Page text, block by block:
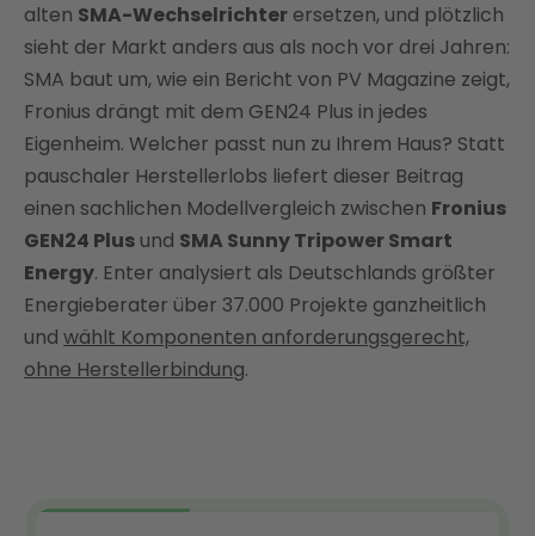
SMA Sunny Tripower Smart Energy im Profil
Direktvergleich Fronius vs. SMA in Kernkriterien
Welcher passt zu welchem Nutzerprofil?
Fronius vs. SMA neutral planen mit Enter
FAQ
alten SMA-Wechselrichter ersetzen, und plötzlich
sieht der Markt anders aus als noch vor drei Jahren:
SMA baut um, wie ein Bericht von PV Magazine zeigt,
Fronius drängt mit dem GEN24 Plus in jedes
Eigenheim. Welcher passt nun zu Ihrem Haus? Statt
pauschaler Herstellerlobs liefert dieser Beitrag
einen sachlichen Modellvergleich zwischen Fronius
GEN24 Plus und SMA Sunny Tripower Smart
Energy. Enter analysiert als Deutschlands größter
Energieberater über 37.000 Projekte ganzheitlich
und wählt Komponenten anforderungsgerecht,
ohne Herstellerbindung.